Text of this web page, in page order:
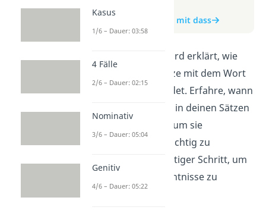
zum Video
zum Beitrag: Sätze mit dass
In diesem Video wird erklärt, wie
man deutsche Sätze mit dem Wort
"dass" korrekt bildet. Erfahre, wann
und wie du "dass" in deinen Sätzen
benutzen solltest, um sie
grammatikalisch richtig zu
gestalten. Ein wichtiger Schritt, um
deine Deutschkenntnisse zu
verbessern!
Kasus
1/6 – Dauer: 03:58
4 Fälle
2/6 – Dauer: 02:15
Nominativ
3/6 – Dauer: 05:04
Genitiv
4/6 – Dauer: 05:22